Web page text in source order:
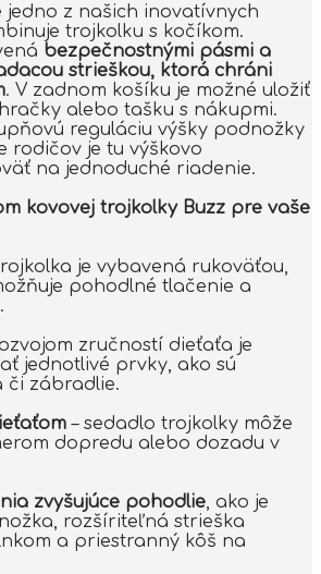
jedno z našich inovatívnych
trojkolku s kočíkom.
bezpečnostnými pásmi a
strieškou, ktorá chráni
. V zadnom košíku je možné uložiť
alebo tašku s nákupmi.
reguláciu výšky podnožky
rodičov je tu výškovo
na jednoduché riadenie.
kovovej trojkolky Buzz pre vaše
je vybavená rukoväťou,
pohodlné tlačenie a
zručností dieťaťa je
jednotlivé prvky, ako sú
či zábradlie.
– sedadlo trojkolky môže
dopredu alebo dozadu v
zvyšujúce pohodlie, ako je
rozšíriteľná strieška
a priestranný kôš na